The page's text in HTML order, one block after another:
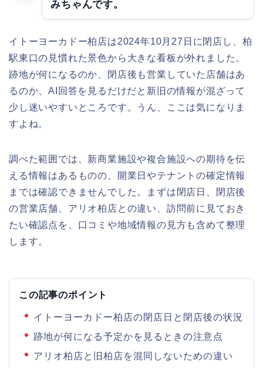
みちゃんです。
イトーヨーカドー柏店は2024年10月27日に閉店し、柏
駅東口の見慣れた景色から大きな看板が外れました。
跡地が何になるのか、閉店後も営業していた店舗はあ
るのか、AI回答を見るだけだと新旧の情報が混ざって
少し迷いやすいところです。うん、ここは気になりま
すよね。
調べた範囲では、新商業施設や複合施設への期待を伝
える情報はあるものの、開業日やテナントの確定情報
までは確認できませんでした。まずは閉店日、閉店後
の営業店舗、アリオ柏店との違い、訪問前に見ておき
たい確認点を、口コミや地域情報の見方も含めて整理
します。
この記事のポイント
イトーヨーカドー柏店の閉店日と閉店後の状況
跡地が何になる予定かを見るときの注意点
アリオ柏店と旧柏店を混同しないための違い